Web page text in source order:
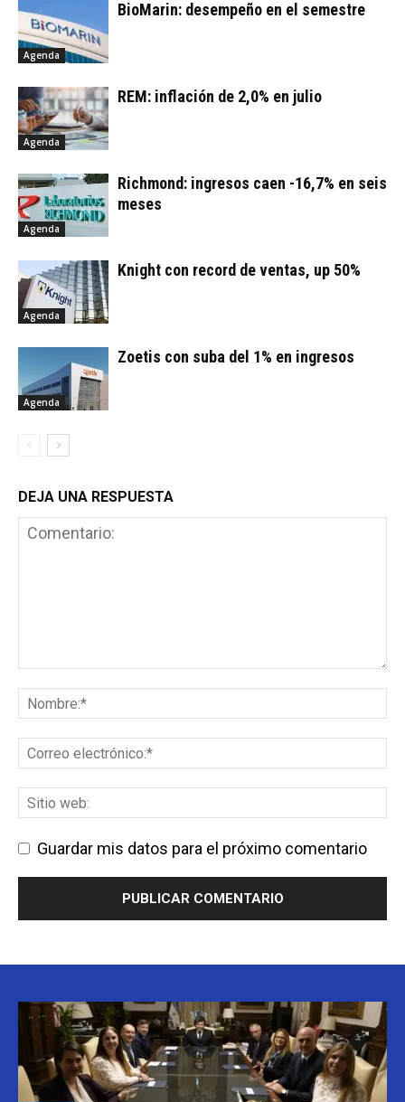
Agenda
BioMarin: desempeño en el semestre
Agenda
REM: inflación de 2,0% en julio
Agenda
Richmond: ingresos caen -16,7% en seis
meses
Agenda
Knight con record de ventas, up 50%
Agenda
Zoetis con suba del 1% en ingresos
DEJA UNA RESPUESTA
Guardar mis datos para el próximo comentario